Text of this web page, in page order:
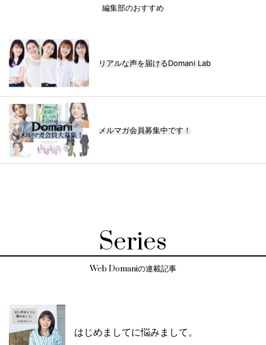
編集部のおすすめ
リアルな声を届けるDomani Lab
メルマガ会員募集中です！
Series
Web Domaniの連載記事
はじめましてに悩みまして。